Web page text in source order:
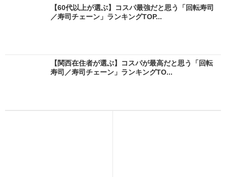
【60代以上が選ぶ】コスパ最強だと思う「回転寿司
／寿司チェーン」ランキングTOP...
【関西在住者が選ぶ】コスパが最高だと思う「回転
寿司／寿司チェーン」ランキングTO...